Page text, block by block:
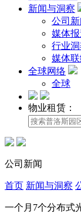
新闻与洞察
公司新
媒体
行业
媒体
全球网络
全球
物业租赁：
公司新闻
首页 新闻与洞察
一个月7个分布式